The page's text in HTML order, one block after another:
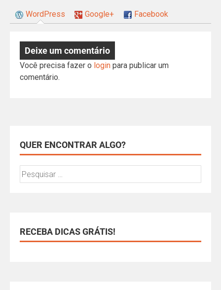
WordPress Google+ Facebook
Deixe um comentário
Você precisa fazer o login para publicar um
comentário.
QUER ENCONTRAR ALGO?
RECEBA DICAS GRÁTIS!